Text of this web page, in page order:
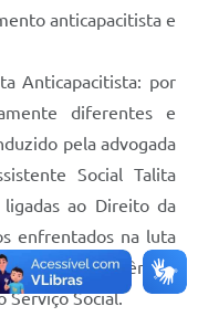
anticapacitista e
Anticapacitista: por
diferentes e
pela advogada
Social Talita
ligadas ao Direito da
enfrentados na luta
as experiências
Serviço Social.